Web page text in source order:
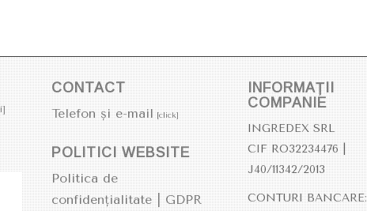
CONTACT
Telefon și e-mail [click]
POLITICI WEBSITE
Politica de
confidențialitate | GDPR
INFORMAȚII
COMPANIE
INGREDEX SRL
CIF RO32234476 |
J40/11342/2013
CONTURI BANCARE: